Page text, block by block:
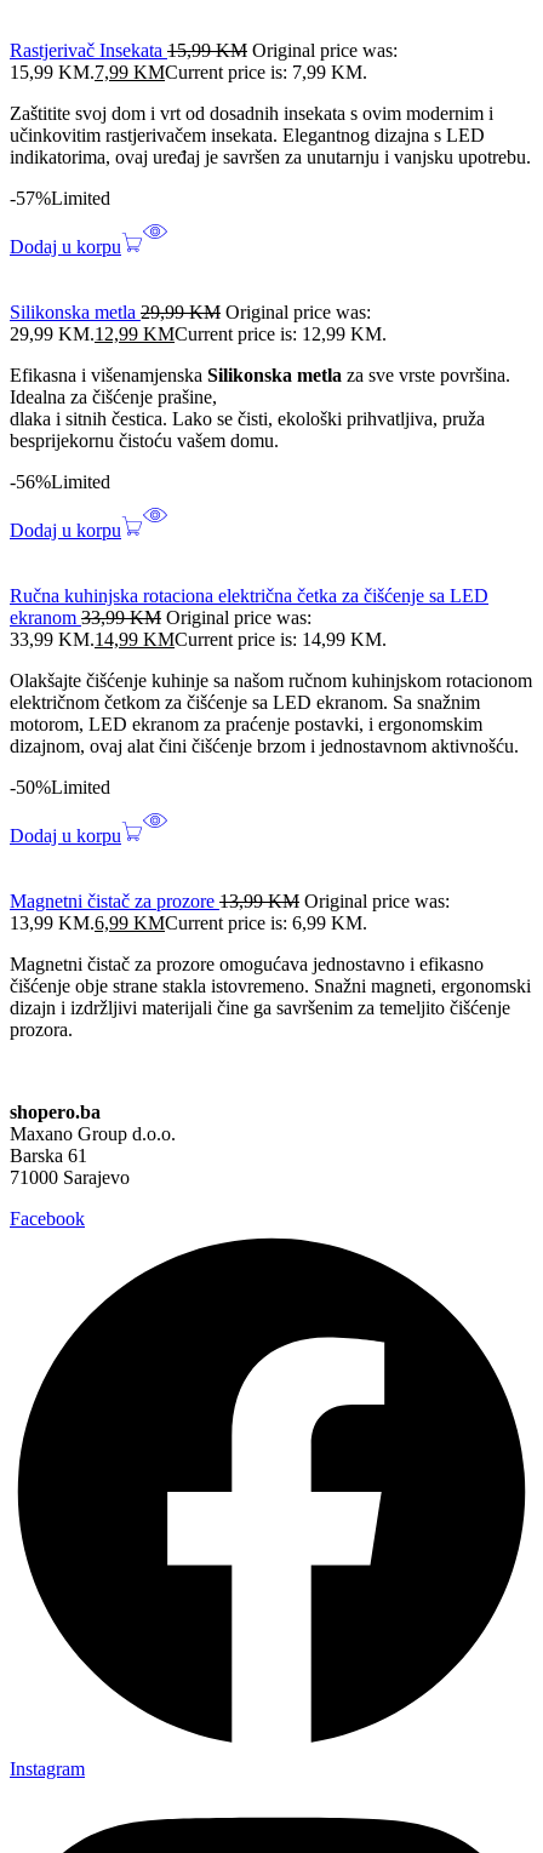
Rastjerivač Insekata 15,99KM Original price was:
15,99 KM.7,99 KMCurrent price is: 7,99 KM.
Zaštitite svoj dom i vrt od dosadnih insekata s ovim modernim i
učinkovitim rastjerivačem insekata. Elegantnog dizajna s LED
indikatorima, ovaj uređaj je savršen za unutarnju i vanjsku upotrebu.
-57%Limited
Dodaj u korpu
Silikonska metla 29,99KM Original price was:
29,99 KM.12,99 KMCurrent price is: 12,99 KM.
Efikasna i višenamjenska Silikonska metla za sve vrste površina.
Idealna za čišćenje prašine,
dlaka i sitnih čestica. Lako se čisti, ekološki prihvatljiva, pruža
besprijekornu čistoću vašem domu.
-56%Limited
Dodaj u korpu
Ručna kuhinjska rotaciona električna četka za čišćenje sa LED
ekranom 33,99KM Original price was:
33,99 KM.14,99 KMCurrent price is: 14,99 KM.
Olakšajte čišćenje kuhinje sa našom ručnom kuhinjskom rotacionom
električnom četkom za čišćenje sa LED ekranom. Sa snažnim
motorom, LED ekranom za praćenje postavki, i ergonomskim
dizajnom, ovaj alat čini čišćenje brzom i jednostavnom aktivnošću.
-50%Limited
Dodaj u korpu
Magnetni čistač za prozore 13,99KM Original price was:
13,99 KM.6,99 KMCurrent price is: 6,99 KM.
Magnetni čistač za prozore omogućava jednostavno i efikasno
čišćenje obje strane stakla istovremeno. Snažni magneti, ergonomski
dizajn i izdržljivi materijali čine ga savršenim za temeljito čišćenje
prozora.
shopero.ba
Maxano Group d.o.o.
Barska 61
71000 Sarajevo
Facebook
Instagram